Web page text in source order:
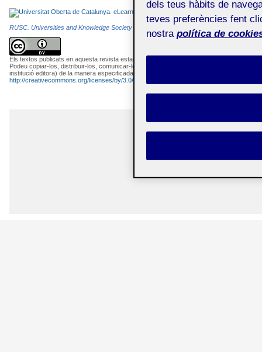
RUSC. Universities and Knowledge Society Journal
Els textos publicats en aquesta revista estan subjectes –llevat que s'indiqui el contrari–
Podeu copiar-los, distribuir-los, comunicar-los públicament i fer-ne obres derivades
institució editora) de la manera especificada pels autors o per la revista. La llicència
http://creativecommons.org/licenses/by/3.0/es/deed.ca
dels teus hàbits de
teves preferències fent
nostra política de